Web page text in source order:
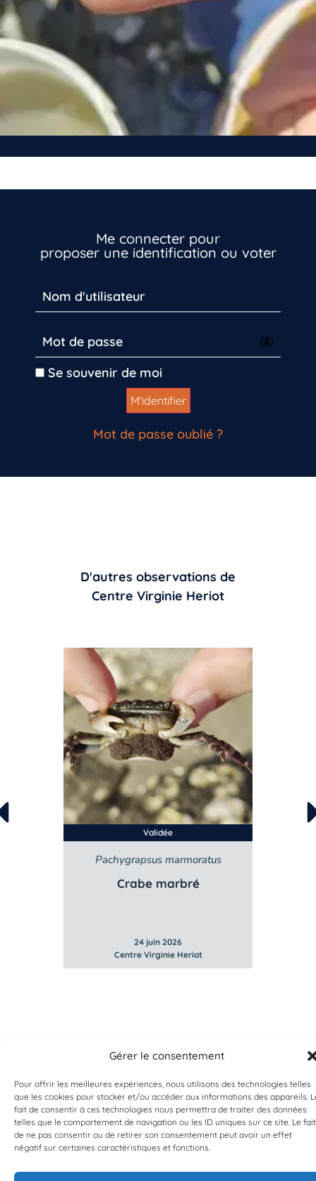
Gérer le consentement
Pour offrir les meilleures expériences, nous utilisons des technologies telles
que les cookies pour stocker et/ou accéder aux informations des appareils.
fait de consentir à ces technologies nous permettra de traiter des données
telles que le comportement de navigation ou les ID uniques sur ce site. Le fait
de ne pas consentir ou de retirer son consentement peut avoir un effet
négatif sur certaines caractéristiques et fonctions.
Me connecter pour
proposer une identification ou voter
Se souvenir de moi
Mot de passe oublié ?
D'autres observations de
Centre Virginie Heriot
Validée
Pachygrapsus marmoratus
Crabe marbré
24 juin 2026
Centre Virginie Heriot
Inscrivez-vous dès maintenant